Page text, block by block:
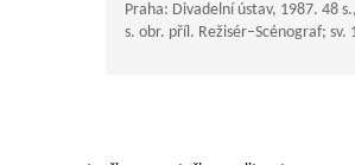
Praha: Divadelní ústav, 1987. 48
s. obr. příl. Režisér–Scénograf; sv.